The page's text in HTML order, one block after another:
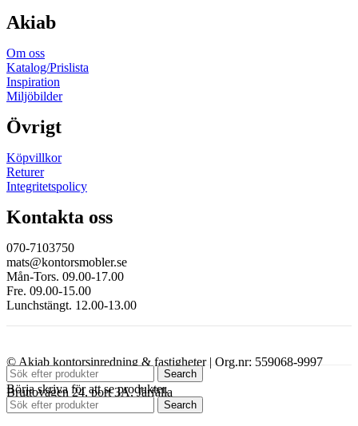
Akiab
Om oss
Katalog/Prislista
Inspiration
Miljöbilder
Övrigt
Köpvillkor
Returer
Integritetspolicy
Kontakta oss
070-7103750
mats@kontorsmobler.se
Mån-Tors. 09.00-17.00
Fre. 09.00-15.00
Lunchstängt. 12.00-13.00
© Akiab kontorsinredning & fastigheter | Org.nr: 559068-9997
Bruttovägen 24, port 3A, Järfälla
Search
Börja skriva för att se produkter.
Search